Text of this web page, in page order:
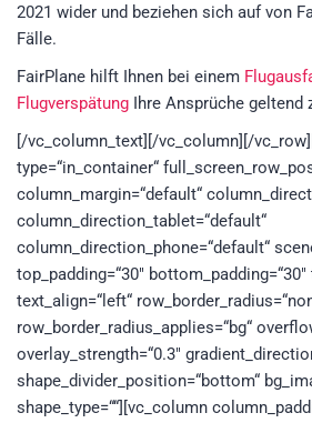
2021 wider und beziehen sich auf von
Fälle.
FairPlane hilft Ihnen bei einem
Flugverspätung Ihre Ansprüche geltend
[/vc_column_text][/vc_column][/
type=“in_container“
column_margin=“default“
column_direction_tablet=“default“
column_direction_phone=“default“
top_padding=“30″
text_align=“left“
row_border_radius_applies=“bg“
overlay_strength=“0.3″
shape_divider_position=“bottom“
shape_type=““][vc_column